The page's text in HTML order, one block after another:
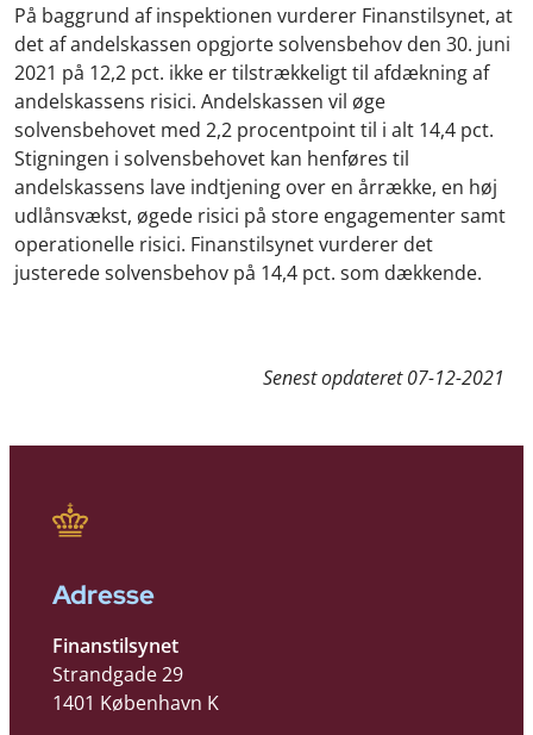
På baggrund af inspektionen vurderer Finanstilsynet, at
det af andelskassen opgjorte solvensbehov den 30. juni
2021 på 12,2 pct. ikke er tilstrækkeligt til afdækning af
andelskassens risici. Andelskassen vil øge
solvensbehovet med 2,2 procentpoint til i alt 14,4 pct.
Stigningen i solvensbehovet kan henføres til
andelskassens lave indtjening over en årrække, en høj
udlånsvækst, øgede risici på store engagementer samt
operationelle risici. Finanstilsynet vurderer det
justerede solvensbehov på 14,4 pct. som dækkende.
Senest opdateret07-12-2021
Adresse
Finanstilsynet
Strandgade 29
1401 København K